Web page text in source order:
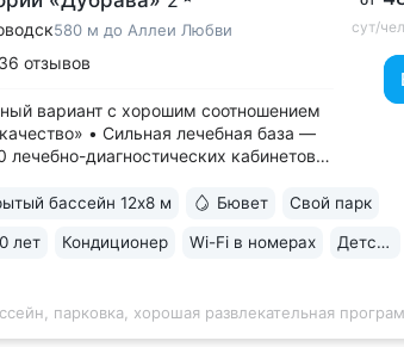
580 м до Аллеи Любви
отзывов
вариант с хорошим соотношением
• Сильная лечебная база —
лечебно-диагностических кабинетов •
в Железноводске • Бювет
• Крытый бассейн 12×8 м.
сут/
бассейн 12х8 м Бювет Свой парк
лет Кондиционер Wi-Fi в номерах Детская комната
парковка, хорошая развлекательная